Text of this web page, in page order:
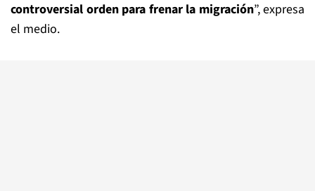
controversial orden para frenar la migración”, expresa
el medio.